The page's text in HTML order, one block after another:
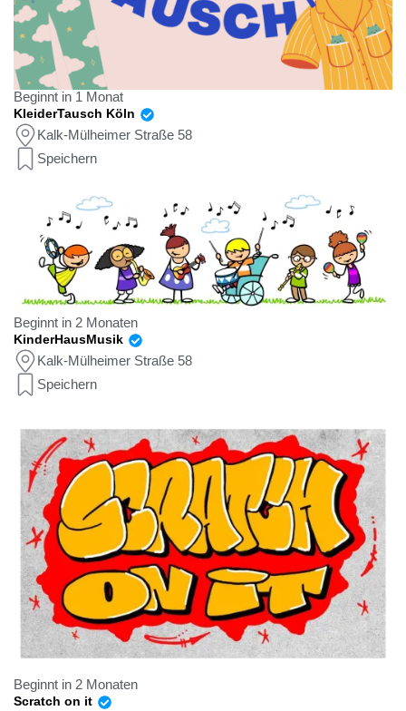
Beginnt in 1 Monat
KleiderTausch Köln
Kalk-Mülheimer Straße 58
Speichern
Beginnt in 2 Monaten
KinderHausMusik
Kalk-Mülheimer Straße 58
Speichern
Beginnt in 2 Monaten
Scratch on it